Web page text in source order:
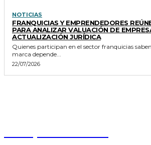
NOTICIAS
FRANQUICIAS Y EMPRENDEDORES
PARA ANALIZAR VALUACIÓN DE
ACTUALIZACIÓN JURÍDICA
Quienes participan en el sector franquicias
marca depende...
22/07/2026